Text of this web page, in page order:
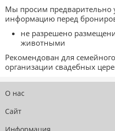
Мы просим предварительно
информацию перед
не разрешено
животными
Рекомендован для
организации свадебных
О нас
Сайт